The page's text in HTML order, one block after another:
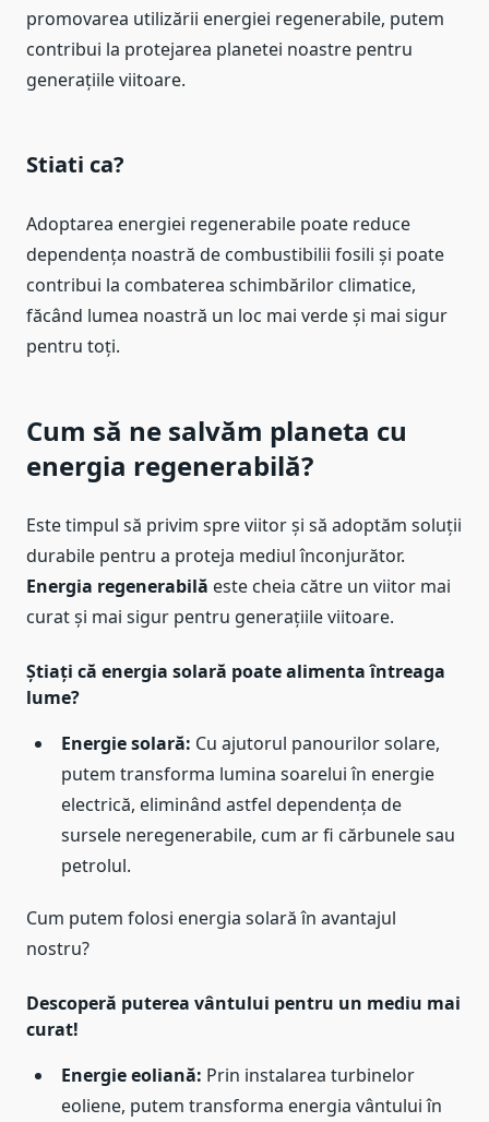
promovarea utilizării energiei regenerabile, putem
contribui la protejarea planetei noastre pentru
generațiile viitoare.
Stiati ca?
Adoptarea energiei regenerabile poate reduce
dependența noastră de combustibilii fosili și poate
contribui la combaterea schimbărilor climatice,
făcând lumea noastră un loc mai verde și mai sigur
pentru toți.
Cum să ne salvăm planeta cu
energia regenerabilă?
Este timpul să privim spre viitor și să adoptăm soluții
durabile pentru a proteja mediul înconjurător.
Energia regenerabilă este cheia către un viitor mai
curat și mai sigur pentru generațiile viitoare.
Știați că energia solară poate alimenta întreaga
lume?
Energie solară: Cu ajutorul panourilor solare,
putem transforma lumina soarelui în energie
electrică, eliminând astfel dependența de
sursele neregenerabile, cum ar fi cărbunele sau
petrolul.
Cum putem folosi energia solară în avantajul
nostru?
Descoperă puterea vântului pentru un mediu mai
curat!
Energie eoliană: Prin instalarea turbinelor
eoliene, putem transforma energia vântului în